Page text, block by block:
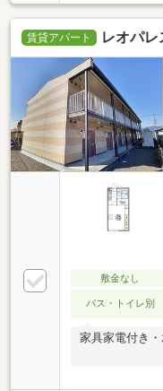
賃貸アパート レオパレ
敷金なし
バス・トイレ別
家具家電付き